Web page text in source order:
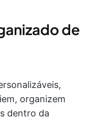
de
organizem
dentro da